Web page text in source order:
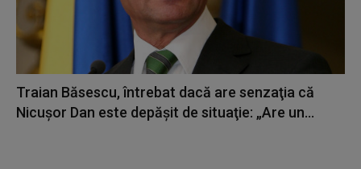
Traian Băsescu, întrebat dacă are senzaţia că
Nicuşor Dan este depăşit de situaţie: „Are un...